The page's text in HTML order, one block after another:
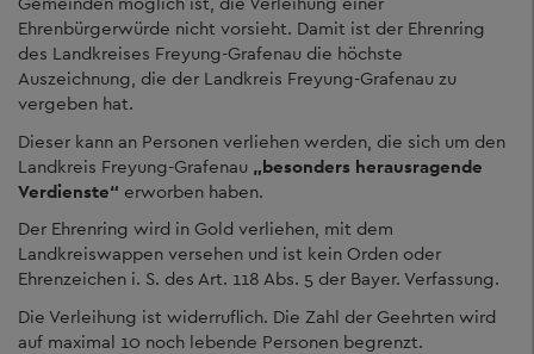
Ehrenbürgerwürde nicht vorsieht. Damit ist der Ehrenring
des Landkreises Freyung-Grafenau die höchste
Auszeichnung, die der Landkreis Freyung-Grafenau zu
vergeben hat.
Dieser kann an Personen verliehen werden, die sich um den
Landkreis Freyung-Grafenau „besonders herausragende
Verdienste“ erworben haben.
Der Ehrenring wird in Gold verliehen, mit dem
Landkreiswappen versehen und ist kein Orden oder
Ehrenzeichen i. S. des Art. 118 Abs. 5 der Bayer. Verfassung.
Die Verleihung ist widerruflich. Die Zahl der Geehrten wird
auf maximal 10 noch lebende Personen begrenzt.